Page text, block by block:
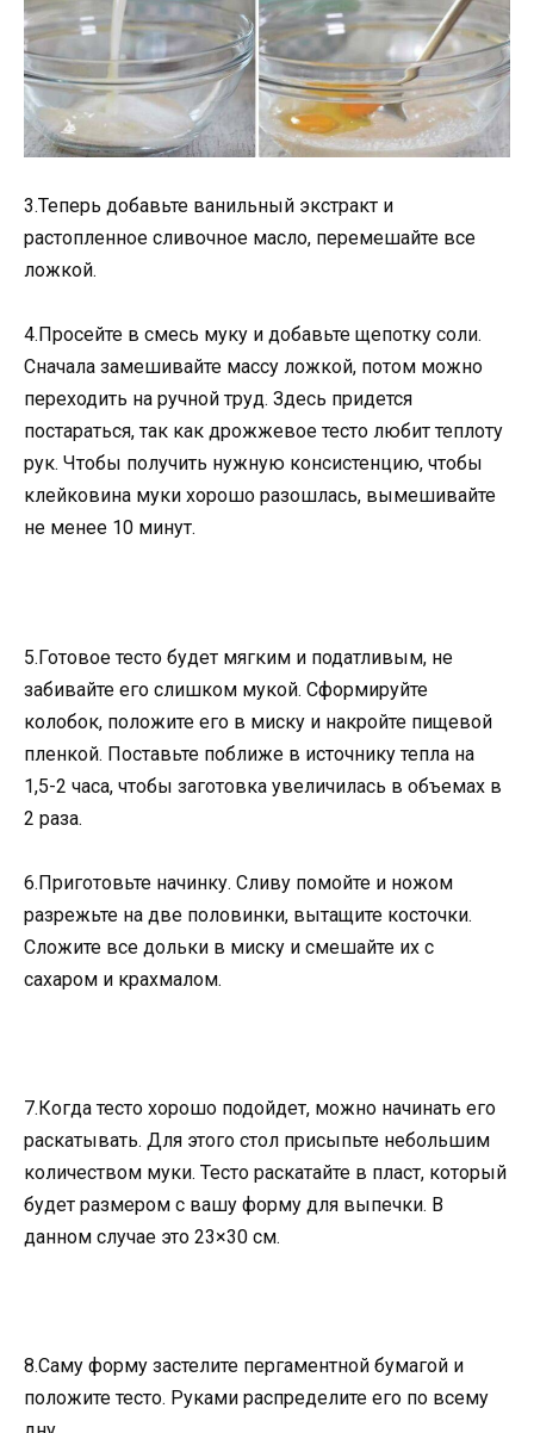
3.Теперь добавьте ванильный экстракт и
растопленное сливочное масло, перемешайте все
ложкой.
4.Просейте в смесь муку и добавьте щепотку соли.
Сначала замешивайте массу ложкой, потом можно
переходить на ручной труд. Здесь придется
постараться, так как дрожжевое тесто любит теплоту
рук. Чтобы получить нужную консистенцию, чтобы
клейковина муки хорошо разошлась, вымешивайте
не менее 10 минут.
5.Готовое тесто будет мягким и податливым, не
забивайте его слишком мукой. Сформируйте
колобок, положите его в миску и накройте пищевой
пленкой. Поставьте поближе в источнику тепла на
1,5-2 часа, чтобы заготовка увеличилась в объемах в
2 раза.
6.Приготовьте начинку. Сливу помойте и ножом
разрежьте на две половинки, вытащите косточки.
Сложите все дольки в миску и смешайте их с
сахаром и крахмалом.
7.Когда тесто хорошо подойдет, можно начинать его
раскатывать. Для этого стол присыпьте небольшим
количеством муки. Тесто раскатайте в пласт, который
будет размером с вашу форму для выпечки. В
данном случае это 23×30 см.
8.Саму форму застелите пергаментной бумагой и
положите тесто. Руками распределите его по всему